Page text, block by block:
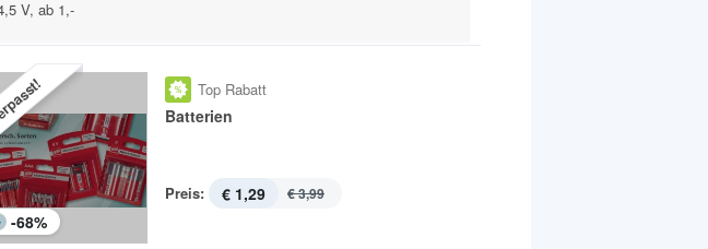
V, ab 1,-
-68%
Top Rabatt
Batterien
Preis: € 1,29 € 3,99